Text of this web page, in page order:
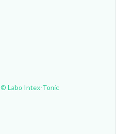
© Labo Intex-Tonic